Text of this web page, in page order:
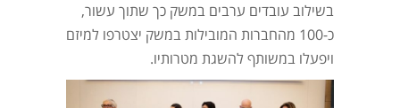
בשילוב עובדים ערבים במשק כך שתוך עשור,
כ-100 מהחברות המובילות במשק יצטרפו למיזם
ויפעלו במשותף להשגת מטרותיו.